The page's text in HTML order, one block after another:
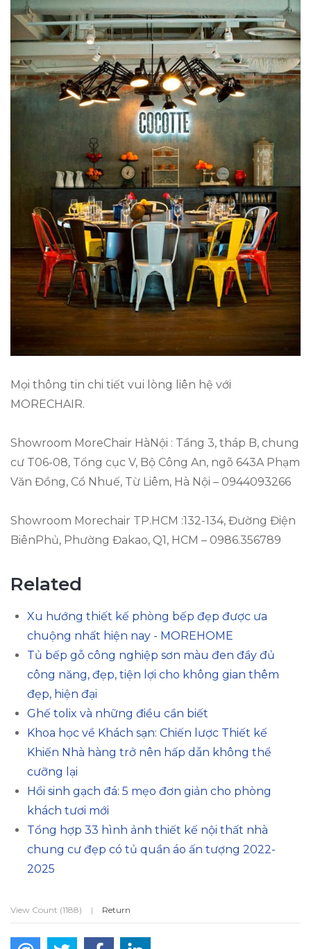
Mọi thông tin chi tiết vui lòng liên hệ với
MORECHAIR.
Showroom MoreChair HàNội : Tầng 3, tháp B, chung
cư T06-08, Tổng cục V, Bộ Công An, ngõ 643A Phạm
Văn Đồng, Cổ Nhuế, Từ Liêm, Hà Nội – 0944093266
Showroom Morechair TP.HCM :132-134, Đường Điện
BiênPhủ, Phường Đakao, Q1, HCM – 0986.356789
Related
Xu hướng thiết kế phòng bếp đẹp được ưa
chuộng nhất hiện nay - MOREHOME
Tủ bếp gỗ công nghiệp sơn màu đen đầy đủ
công năng, đẹp, tiện lợi cho không gian thêm
đẹp, hiện đại
Ghế tolix và những điều cần biết
Khoa học về Khách sạn: Chiến lược Thiết kế
Khiến Nhà hàng trở nên hấp dẫn không thể
cưỡng lại
Hồi sinh gạch đá: 5 mẹo đơn giản cho phòng
khách tươi mới
Tổng hợp 33 hình ảnh thiết kế nội thất nhà
chung cư đẹp có tủ quần áo ấn tượng 2022-
2025
View Count (1188) | Return